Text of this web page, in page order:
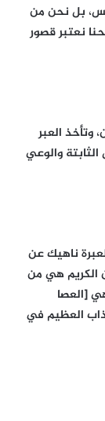
بل نحن من
نعتبر قصور
وتأخذ العبر
والوعي
ناهيك عن
الكريم هي من
[العصا
العظيم في